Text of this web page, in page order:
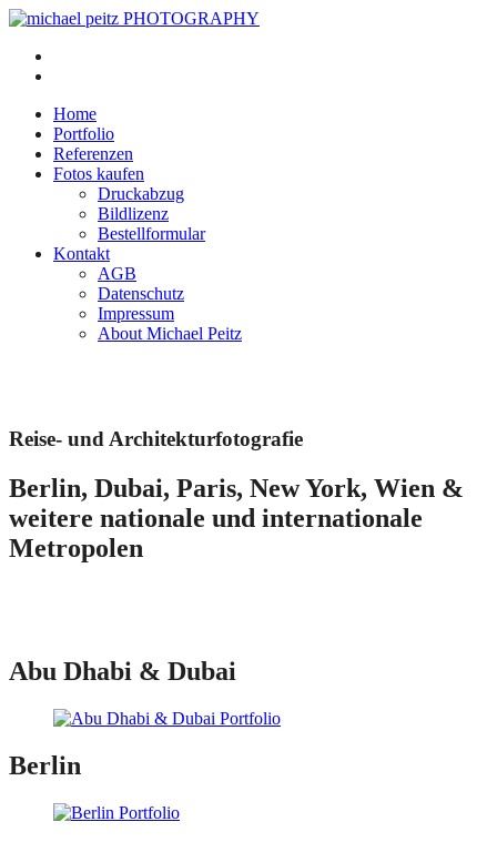
Home
Portfolio
Referenzen
Fotos kaufen
Druckabzug
Bildlizenz
Bestellformular
Kontakt
AGB
Datenschutz
Impressum
About Michael Peitz
Reise- und Architekturfotografie
Berlin, Dubai, Paris, New York, Wien &
weitere nationale und internationale
Metropolen
Abu Dhabi & Dubai
Berlin